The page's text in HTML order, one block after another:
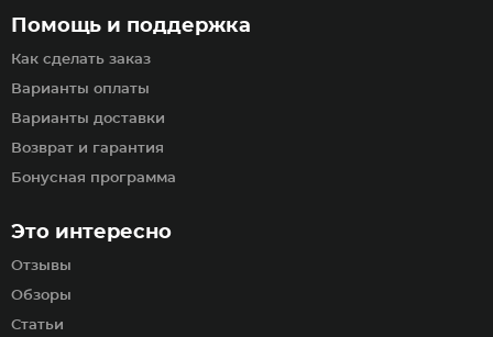
Помощь и поддержка
Как сделать заказ
Варианты оплаты
Варианты доставки
Возврат и гарантия
Бонусная программа
Это интересно
Отзывы
Обзоры
Статьи